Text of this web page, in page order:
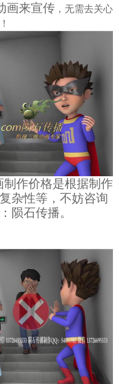
画来宣传 ，无需去关心
作价格是根据制作
杂性等，不妨咨询
陨石传播。